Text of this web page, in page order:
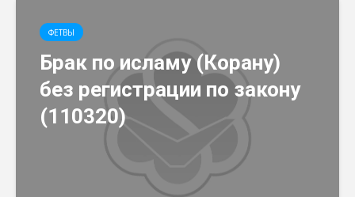
ФЕТВЫ
Брак по исламу (Корану)
без регистрации по закону
(110320)